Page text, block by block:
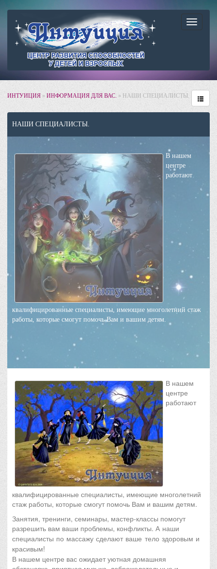
ИНТУИЦИЯ»ИНФОРМАЦИЯ ДЛЯ ВАС.» НАШИ СПЕЦИАЛИСТЫ.
НАШИ СПЕЦИАЛИСТЫ.
В нашем
центре
работают
квалифицированные специалисты, имеющие многолетний стаж
работы, которые смогут помочь Вам и вашим детям.
В нашем
центре
работают
квалифицированные специалисты, имеющие многолетний
стаж работы, которые смогут помочь Вам и вашим детям.
Занятия, тренинги, семинары, мастер-классы помогут
разрешить вам ваши проблемы, конфликты. А наши
специалисты по массажу сделают ваше тело здоровым и
красивым!
В нашем центре вас ожидает уютная домашняя